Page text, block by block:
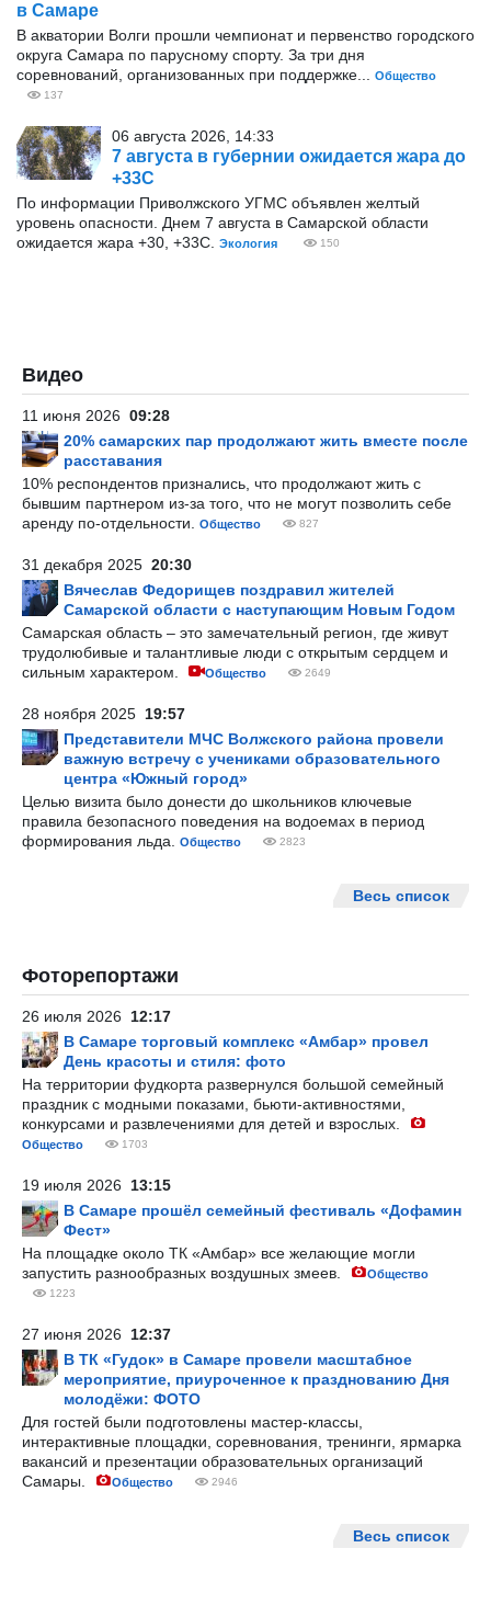
в Самаре
В акватории Волги прошли чемпионат и первенство городского
округа Самара по парусному спорту. За три дня
соревнований, организованных при поддержке...
Общество
137
06 августа 2026, 14:33
7 августа в губернии ожидается жара до
+33С
По информации Приволжского УГМС объявлен желтый
уровень опасности. Днем 7 августа в Самарской области
ожидается жара +30, +33С.
Экология 150
Видео
11 июня 2026 09:28
20% самарских пар продолжают жить вместе после
расставания
10% респондентов признались, что продолжают жить с
бывшим партнером из-за того, что не могут позволить себе
аренду по-отдельности.
Общество 827
31 декабря 2025 20:30
Вячеслав Федорищев поздравил жителей
Самарской области с наступающим Новым Годом
Самарская область – это замечательный регион, где живут
трудолюбивые и талантливые люди с открытым сердцем и
сильным характером.
Общество 2649
28 ноября 2025 19:57
Представители МЧС Волжского района провели
важную встречу с учениками образовательного
центра «Южный город»
Целью визита было донести до школьников ключевые
правила безопасного поведения на водоемах в период
формирования льда.
Общество 2823
Весь список
Фоторепортажи
26 июля 2026 12:17
В Самаре торговый комплекс «Амбар» провел
День красоты и стиля: фото
На территории фудкорта развернулся большой семейный
праздник с модными показами, бьюти-активностями,
конкурсами и развлечениями для детей и взрослых.
Общество 1703
19 июля 2026 13:15
В Самаре прошёл семейный фестиваль «Дофамин
Фест»
На площадке около ТК «Амбар» все желающие могли
запустить разнообразных воздушных змеев.
Общество
1223
27 июня 2026 12:37
В ТК «Гудок» в Самаре провели масштабное
мероприятие, приуроченное к празднованию Дня
молодёжи: ФОТО
Для гостей были подготовлены мастер-классы,
интерактивные площадки, соревнования, тренинги, ярмарка
вакансий и презентации образовательных организаций
Самары.
Общество 2946
Весь список